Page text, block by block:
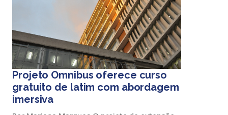
Projeto Omnibus oferece curso
gratuito de latim com abordagem
imersiva